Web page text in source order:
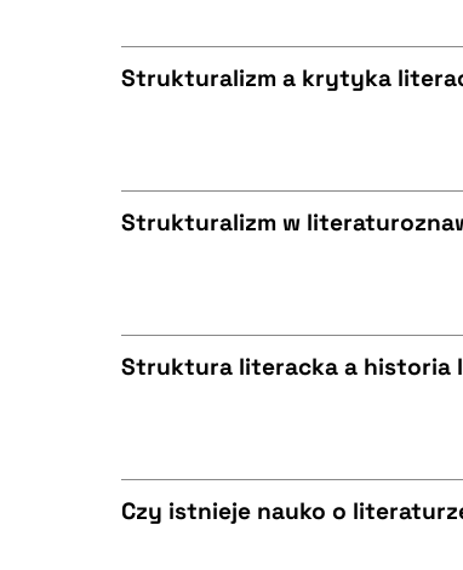
Strukturalizm a krytyka
Strukturalizm w
Struktura literacka a historia
Czy istnieje nauko o